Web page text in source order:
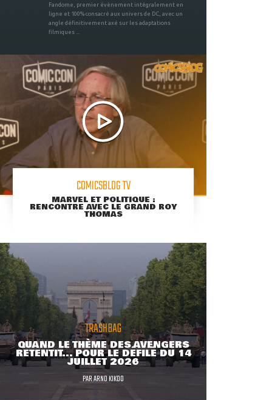
Fandome, premier évènement intégralement en
ligne et 100% consacré aux univers de DC, avec un
angle définitivement axé sur les adaptations
filmiques ...
COMICSBLOG TV
MARVEL ET POLITIQUE :
RENCONTRE AVEC LE GRAND ROY
THOMAS
TRASHBAG
QUAND LE THÈME DES AVENGERS
RETENTIT... POUR LE DÉFILÉ DU 14
JUILLET 2026
PARARNO KIKOO